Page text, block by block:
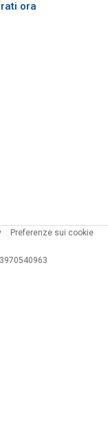
ora
Preferenze sui cookie